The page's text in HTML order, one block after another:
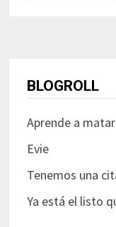
BLOGROLL
Aprende a matar
Evie
Tenemos una
Ya está el listo